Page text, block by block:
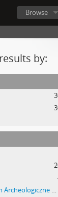
Browse
by:
Państwowe Muzeum Archeologiczne w Warszawie